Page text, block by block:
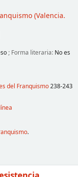
(Valencia.
; Forma literaria: No es
del Franquismo238-243
.